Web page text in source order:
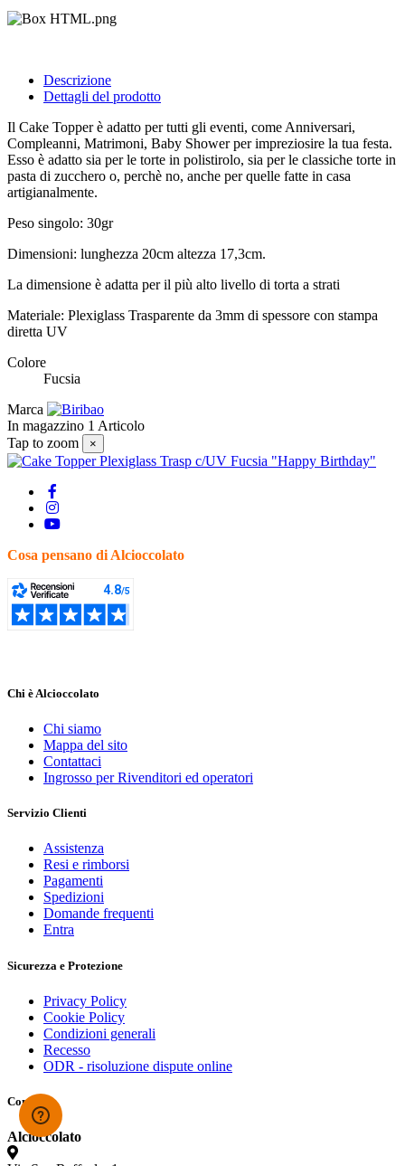
Descrizione
Dettagli del prodotto
Il Cake Topper è adatto per tutti gli eventi, come Anniversari,
Compleanni, Matrimoni, Baby Shower per impreziosire la tua festa.
Esso è adatto sia per le torte in polistirolo, sia per le classiche torte in
pasta di zucchero o, perchè no, anche per quelle fatte in casa
artigianalmente.
Peso singolo: 30gr
Dimensioni: lunghezza 20cm altezza 17,3cm.
La dimensione è adatta per il più alto livello di torta a strati
Materiale: Plexiglass Trasparente da 3mm di spessore con stampa
diretta UV
Colore
Fucsia
Marca
In magazzino 1 Articolo
Tap to zoom
×
Cosa pensano di Alcioccolato
Chi è Alcioccolato
Chi siamo
Mappa del sito
Contattaci
Ingrosso per Rivenditori ed operatori
Servizio Clienti
Assistenza
Resi e rimborsi
Pagamenti
Spedizioni
Domande frequenti
Entra
Sicurezza e Protezione
Privacy Policy
Cookie Policy
Condizioni generali
Recesso
ODR - risoluzione dispute online
Contatti
Alcioccolato